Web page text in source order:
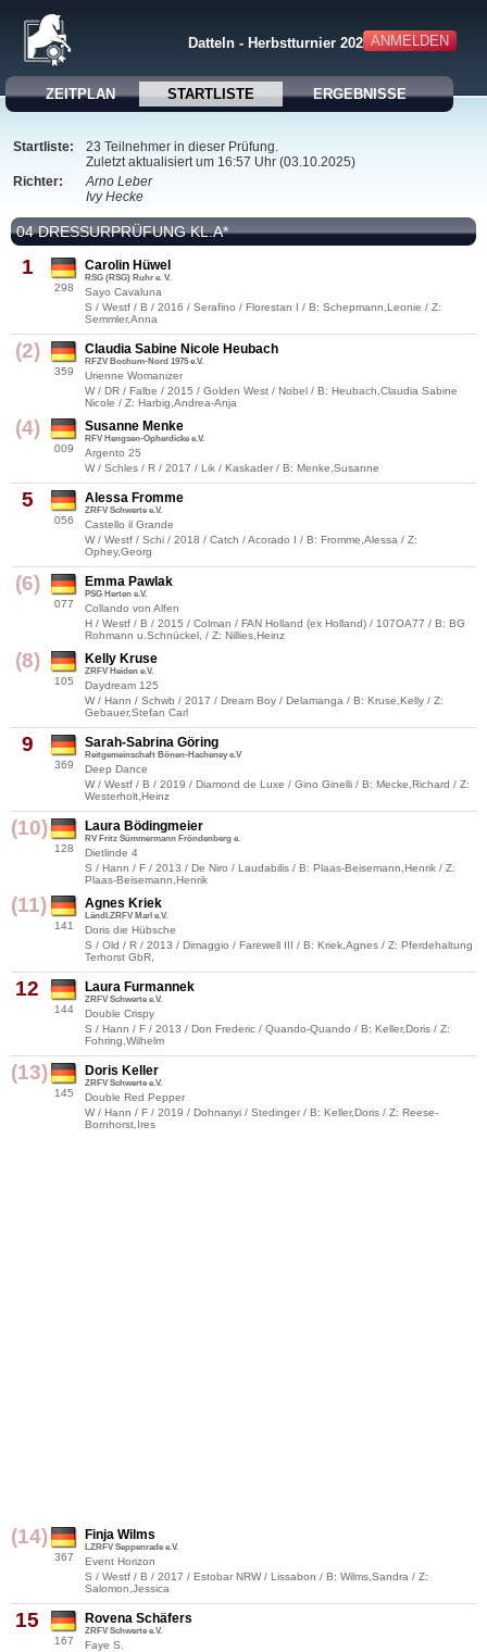
ANMELDEN
Datteln - Herbstturnier 2025
ZEITPLAN STARTLISTE ERGEBNISSE
Startliste:
23 Teilnehmer in dieser Prüfung.
Zuletzt aktualisiert um 16:57 Uhr (03.10.2025)
Richter:
Arno Leber
Ivy Hecke
04 DRESSURPRÜFUNG KL.A*
1
298
Carolin Hüwel
RSG (RSG) Ruhr e. V.
Sayo Cavaluna
S / Westf / B / 2016 / Serafino / Florestan I / B: Schepmann,Leonie / Z:
Semmler,Anna
(2)
359
Claudia Sabine Nicole Heubach
RFZV Bochum-Nord 1975 e.V.
Urienne Womanizer
W / DR / Falbe / 2015 / Golden West / Nobel / B: Heubach,Claudia Sabine
Nicole / Z: Harbig,Andrea-Anja
(4)
009
Susanne Menke
RFV Hengsen-Opherdicke e.V.
Argento 25
W / Schles / R / 2017 / Lik / Kaskader / B: Menke,Susanne
5
056
Alessa Fromme
ZRFV Schwerte e.V.
Castello il Grande
W / Westf / Schi / 2018 / Catch / Acorado I / B: Fromme,Alessa / Z:
Ophey,Georg
(6)
077
Emma Pawlak
PSG Herten e.V.
Collando von Alfen
H / Westf / B / 2015 / Colman / FAN Holland (ex Holland) / 107OA77 / B: BG
Rohmann u.Schnückel, / Z: Nillies,Heinz
(8)
105
Kelly Kruse
ZRFV Heiden e.V.
Daydream 125
W / Hann / Schwb / 2017 / Dream Boy / Delamanga / B: Kruse,Kelly / Z:
Gebauer,Stefan Carl
9
369
Sarah-Sabrina Göring
Reitgemeinschaft Bönen-Hacheney e.V
Deep Dance
W / Westf / B / 2019 / Diamond de Luxe / Gino Ginelli / B: Mecke,Richard / Z:
Westerholt,Heinz
(10)
128
Laura Bödingmeier
RV Fritz Sümmermann Fröndenberg e.
Dietlinde 4
S / Hann / F / 2013 / De Niro / Laudabilis / B: Plaas-Beisemann,Henrik / Z:
Plaas-Beisemann,Henrik
(11)
141
Agnes Kriek
Ländl.ZRFV Marl e.V.
Doris die Hübsche
S / Old / R / 2013 / Dimaggio / Farewell III / B: Kriek,Agnes / Z: Pferdehaltung
Terhorst GbR,
12
144
Laura Furmannek
ZRFV Schwerte e.V.
Double Crispy
S / Hann / F / 2013 / Don Frederic / Quando-Quando / B: Keller,Doris / Z:
Fohring,Wilhelm
(13)
145
Doris Keller
ZRFV Schwerte e.V.
Double Red Pepper
W / Hann / F / 2019 / Dohnanyi / Stedinger / B: Keller,Doris / Z: Reese-
Bornhorst,Ires
(14)
367
Finja Wilms
LZRFV Seppenrade e.V.
Event Horizon
S / Westf / B / 2017 / Estobar NRW / Lissabon / B: Wilms,Sandra / Z:
Salomon,Jessica
15
167
Rovena Schäfers
ZRFV Schwerte e.V.
Faye S.